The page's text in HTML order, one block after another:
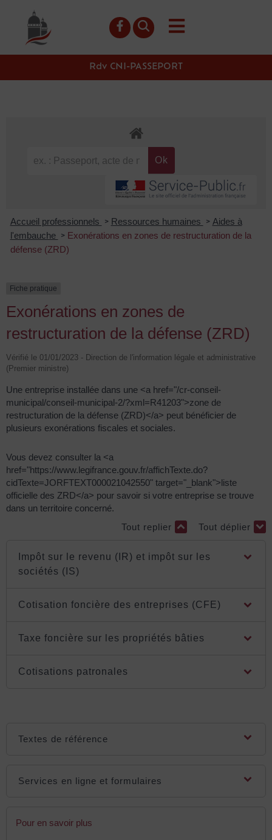
principal
Rdv CNI-PASSEPORT
Accueil professionnels > Ressources humaines > Aides à
l'embauche
> Exonérations en zones de restructuration de la
défense (ZRD)
Fiche pratique
Exonérations en zones de
restructuration de la défense (ZRD)
Vérifié le 01/01/2023 - Direction de l'information légale et administrative
(Premier ministre)
Une entreprise installée dans une <a href="/cr-conseil-
municipal/conseil-municipal-2/?xml=R41203">zone de
restructuration de la défense (ZRD)</a> peut bénéficier de
plusieurs exonérations fiscales et sociales.
Vous devez consulter la <a
href="https://www.legifrance.gouv.fr/affichTexte.do?
cidTexte=JORFTEXT000021042550" target="_blank">liste
officielle des ZRD</a> pour savoir si votre entreprise se trouve
dans un territoire concerné.
Tout replier
Tout déplier
Impôt sur le revenu (IR) et impôt sur les
sociétés (IS)
Cotisation foncière des entreprises (CFE)
Taxe foncière sur les propriétés bâties
Cotisations patronales
Textes de référence
Services en ligne et formulaires
Pour en savoir plus